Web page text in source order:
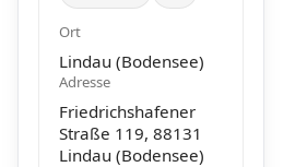
Ort
Lindau (Bodensee)
Adresse
Friedrichshafener
Straße 119, 88131
Lindau (Bodensee)